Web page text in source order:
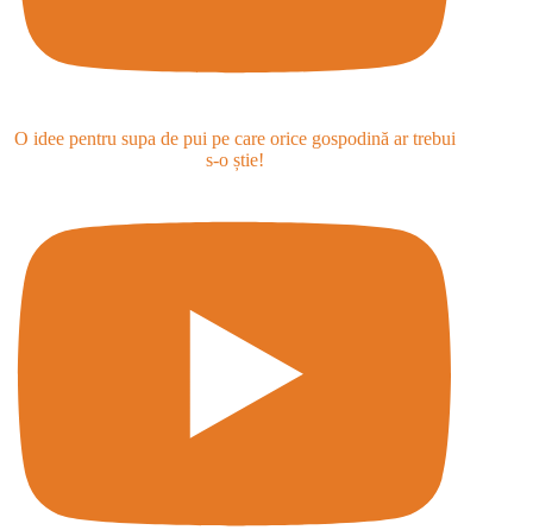
O idee pentru supa de pui pe care orice gospodină ar trebui
s-o știe!